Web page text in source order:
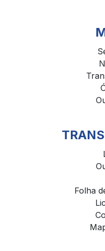
Folha